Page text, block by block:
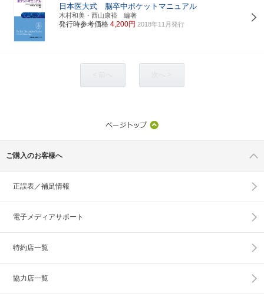
日本医大式 脳卒中ポケットマニュアル
木村和美・西山康裕 編著
発行時参考価格 4,200円 2018年11月発行
ご購入のお客様へ
正誤表／補足情報
電子メディアサポート
特約店一覧
協力店一覧